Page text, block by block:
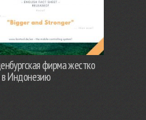
фирма жестко
Индонезию